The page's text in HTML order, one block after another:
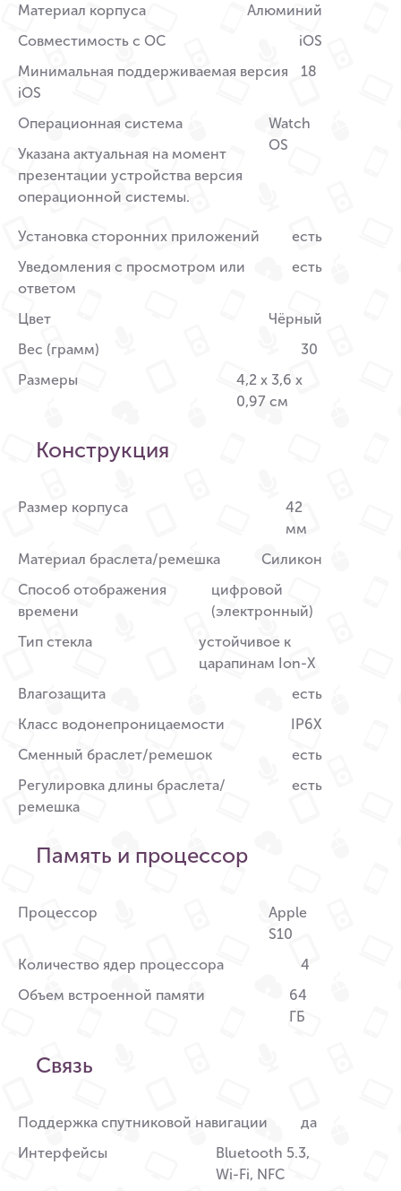
Материал корпуса
Алюминий
Совместимость с ОС
iOS
Минимальная поддерживаемая версия
iOS
18
Операционная система
Указана актуальная на момент
презентации устройства версия
операционной системы.
Watch
OS
Установка сторонних приложений
есть
Уведомления с просмотром или
ответом
есть
Цвет
Чёрный
Вес (грамм)
30
Размеры
4,2 x 3,6 x
0,97 см
Конструкция
Размер корпуса
42
мм
Материал браслета/ремешка
Силикон
Способ отображения
времени
цифровой
(электронный)
Тип стекла
устойчивое к
царапинам Ion-X
Влагозащита
есть
Класс водонепроницаемости
IP6X
Сменный браслет/ремешок
есть
Регулировка длины браслета/
ремешка
есть
Память и процессор
Процессор
Apple
S10
Количество ядер процессора
4
Объем встроенной памяти
64
ГБ
Связь
Поддержка спутниковой навигации
да
Интерфейсы
Bluetooth 5.3,
Wi-Fi, NFC